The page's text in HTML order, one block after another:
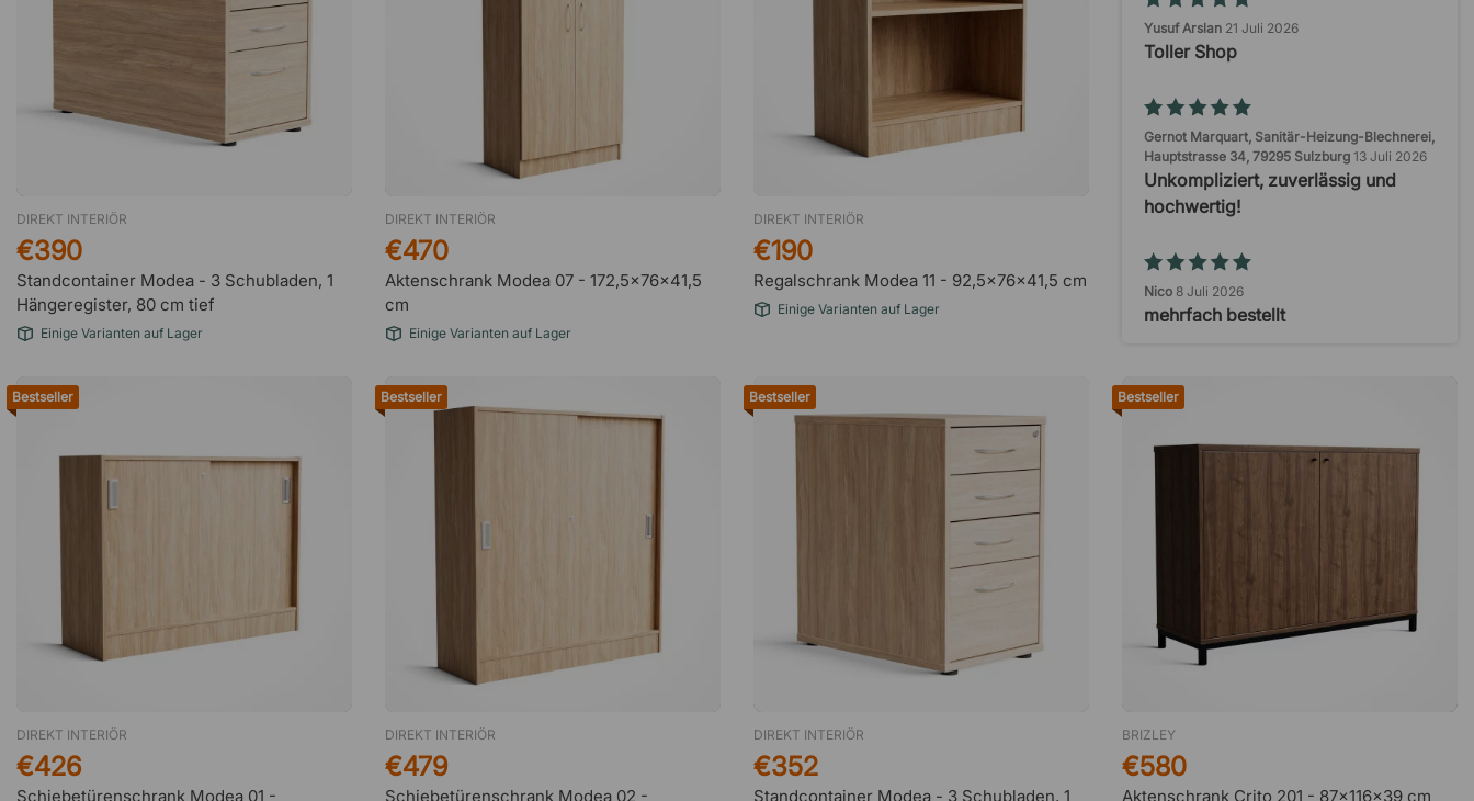
Yusuf Arslan 21 Juli 2026
Toller Shop
Gernot Marquart, Sanitär-Heizung-Blechnerei,
Hauptstrasse 34, 79295 Sulzburg 13 Juli 2026
Unkompliziert, zuverlässig und
hochwertig!
Nico 8 Juli 2026
mehrfach bestellt
Ionnis Dr. Kotrotsos
Bestellung…
Heinz Czekalla 27 Juni 2026
Funktionierte bis jetzt reibungslos.
Enrico Schulz
schnelle Lieferung
DIREKT INTERIÖR
Standcontainer Modea - 3 Schubladen, 1
Hängeregister, 80 cm tief
€390
Einige Varianten auf Lager
DIREKT INTERIÖR
Aktenschrank Modea 07 - 172,5x76x41,5
cm
€470
Einige Varianten auf Lager
DIREKT INTERIÖR
Regalschrank Modea 11 - 92,5x76x41,5 cm
€190
Einige Varianten auf Lager
Bestseller
DIREKT INTERIÖR
Schiebetürenschrank Modea 01 -
€426
Bestseller
DIREKT INTERIÖR
Schiebetürenschrank Modea 02 -
€479
Bestseller
DIREKT INTERIÖR
Standcontainer Modea - 3 Schubladen, 1
€352
Bestseller
BRIZLEY
Aktenschrank Crito 201 - 87x116x39 cm
€580